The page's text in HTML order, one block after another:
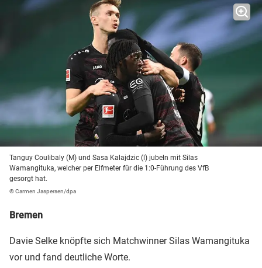
Tanguy Coulibaly (M) und Sasa Kalajdzic (l) jubeln mit Silas
Wamangituka, welcher per Elfmeter für die 1:0-Führung des VfB
gesorgt hat.
© Carmen Jaspersen/dpa
Bremen
Davie Selke knöpfte sich Matchwinner Silas Wamangituka
vor und fand deutliche Worte.